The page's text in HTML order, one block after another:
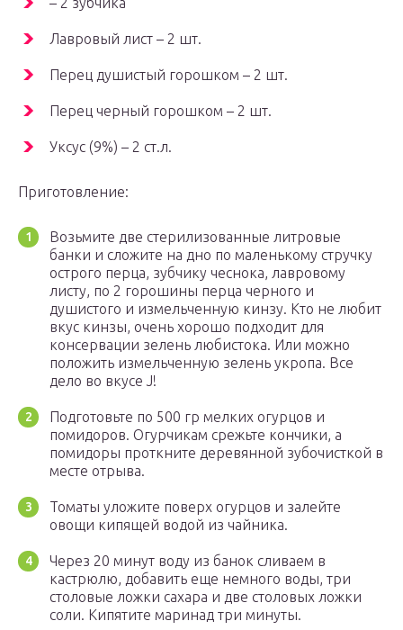
Лавровый лист – 2 шт.
Перец душистый горошком – 2 шт.
Перец черный горошком – 2 шт.
Уксус (9%) – 2 ст.л.
Приготовление:
Возьмите две стерилизованные литровые
банки и сложите на дно по маленькому стручку
острого перца, зубчику чеснока, лавровому
листу, по 2 горошины перца черного и
душистого и измельченную кинзу. Кто не любит
вкус кинзы, очень хорошо подходит для
консервации зелень любистока. Или можно
положить измельченную зелень укропа. Все
дело во вкусе J!
Подготовьте по 500 гр мелких огурцов и
помидоров. Огурчикам срежьте кончики, а
помидоры проткните деревянной зубочисткой в
месте отрыва.
Томаты уложите поверх огурцов и залейте
овощи кипящей водой из чайника.
Через 20 минут воду из банок сливаем в
кастрюлю, добавить еще немного воды, три
столовые ложки сахара и две столовых ложки
соли. Кипятите маринад три минуты.